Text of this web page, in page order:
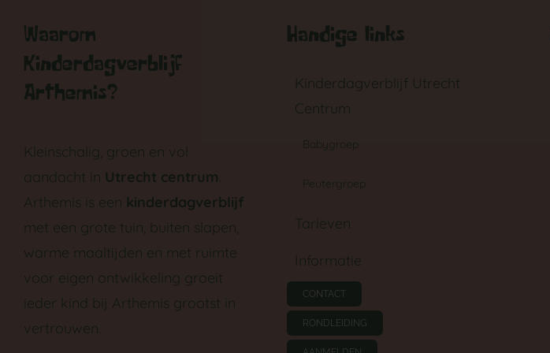
Waarom
Kinderdagverblijf
Arthemis?
Kleinschalig, groen en vol
aandacht in Utrecht centrum.
Arthemis is een kinderdagverblijf
met een grote tuin, buiten slapen,
warme maaltijden en met ruimte
voor eigen ontwikkeling groeit
ieder kind bij Arthemis grootst in
vertrouwen.
Handige links
Kinderdagverblijf Utrecht
Centrum
Babygroep
Peutergroep
Tarieven
Informatie
CONTACT
RONDLEIDING